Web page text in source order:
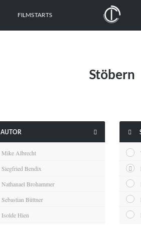
FILMSTARTS
Stöbern
AUTOR 
Mike Albrecht
Siegfried Bendix
Nathanael Brohammer
Sebastian Büttner
Isolde Hien
